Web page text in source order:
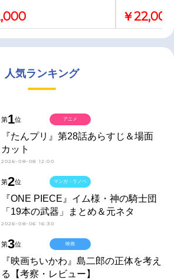
￥22,000
人気ランキング
第1位
『たんプリ』第28話あらすじ＆場面
カット
2026-08-08 12:00
アニメ
第2位
『ONE PIECE』イム様・神の騎士団
「19本の武器」まとめ＆元ネタ
2026-08-06 16:30
マンガ・ラノベ
第3位
『映画ちいかわ』島二郎の正体を考え
る【考察・レビュー】
映画